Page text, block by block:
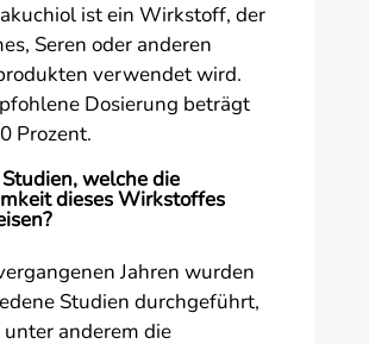
ist ein Wirkstoff, der
Seren oder anderen
verwendet wird.
Dosierung beträgt
Prozent.
welche die
dieses Wirkstoffes
Jahren wurden
Studien durchgeführt,
anderem die